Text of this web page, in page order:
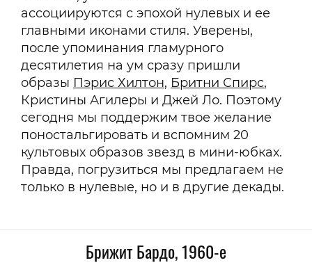
ассоциируются с эпохой нулевых и ее
главными иконами стиля. Уверены,
после упоминания гламурного
десятилетия на ум сразу пришли
образы Пэрис Хилтон, Бритни Спирс,
Кристины Агилеры и Джей Ло. Поэтому
сегодня мы поддержим твое желание
поностальгировать и вспомним 20
культовых образов звезд в мини-юбках.
Правда, погрузиться мы предлагаем не
только в нулевые, но и в другие декады.
Брижит Бардо, 1960-е